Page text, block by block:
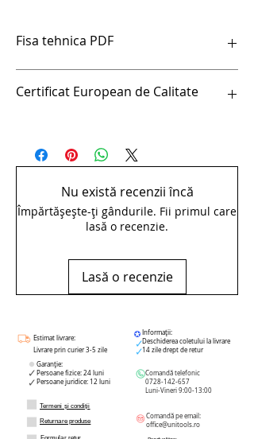
Fisa tehnica PDF
Certificat European de Calitate
Nu există recenzii încă
Împărtășește-ți gândurile. Fii primul care
lasă o recenzie.
Lasă o recenzie
Estimat livrare:
Livrare prin curier 3-5 zile
Garanție:
Persoane fizice: 24 luni
Persoane juridice: 12 luni
Termeni și condiții
Returnare produse
Formular retur
Informații:
Deschiderea coletului la livrare
14 zile drept de retur
Comandă telefonic
0728-142-657
Luni-Vineri 9:00-13:00
Comandă pe email:
office@unitools.ro